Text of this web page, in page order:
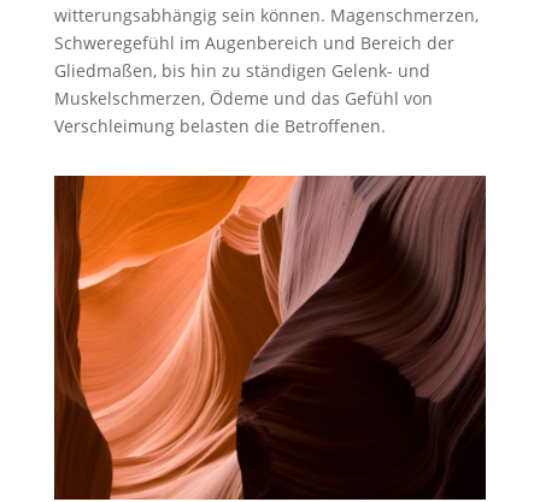
witterungsabhängig sein können. Magenschmerzen,
Schweregefühl im Augenbereich und Bereich der
Gliedmaßen, bis hin zu ständigen Gelenk- und
Muskelschmerzen, Ödeme und das Gefühl von
Verschleimung belasten die Betroffenen.